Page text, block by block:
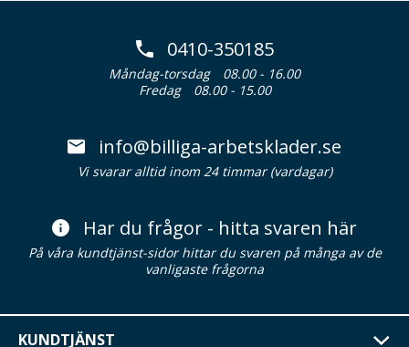
0410-350185
Måndag-torsdag
08.00 - 16.00
Fredag
08.00 - 15.00
info@billiga-arbetsklader.se
Vi svarar alltid inom 24 timmar (vardagar)
Har du frågor - hitta svaren här
På våra kundtjänst-sidor hittar du svaren på många av de
vanligaste frågorna
KUNDTJÄNST